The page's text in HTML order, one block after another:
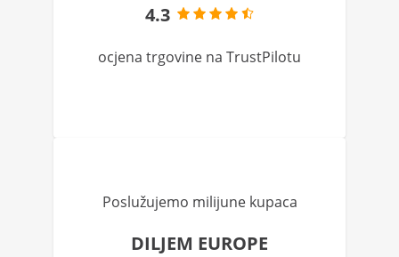
4.3
ocjena trgovine na TrustPilotu
Poslužujemo milijune kupaca
DILJEM EUROPE